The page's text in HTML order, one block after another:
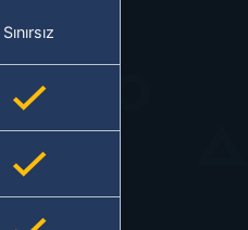
Sınırsız